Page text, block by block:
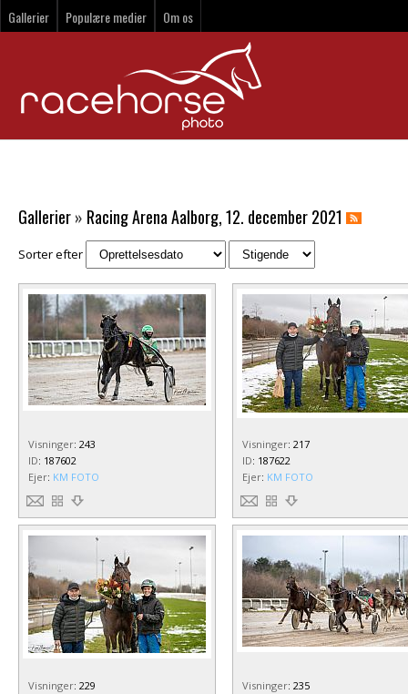
Gallerier Populære medier Om os
Gallerier» Racing Arena Aalborg, 12. december 2021
Sorter efter
Visninger: 243
ID: 187602
Ejer: KM FOTO
Visninger: 217
ID: 187622
Ejer: KM FOTO
Visninger: 229
Visninger: 235